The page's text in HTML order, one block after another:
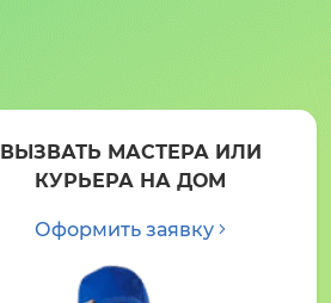
ВЫЗВАТЬ МАСТЕРА ИЛИ
КУРЬЕРА НА ДОМ
Оформить заявку